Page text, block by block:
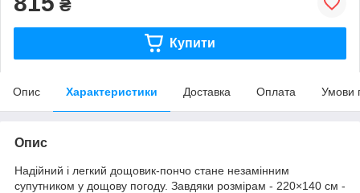
₴
Купити
Опис Характеристики Доставка Оплата Умови
Опис
Надійний і легкий дощовик-пончо стане незамінним
супутником у дощову погоду. Завдяки розмірам - 220×140 см -